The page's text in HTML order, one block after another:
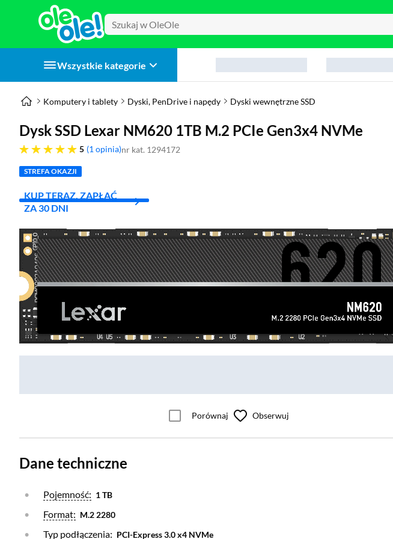
Wszystkie kategorie
Komputery i tablety Dyski, PenDrive i napędy Dyski wewnętrzne SSD
Dysk SSD Lexar NM620 1TB M.2 PCIe Gen3x4 NVMe
5
pięć gwiazdek 1 opinia nr kat. 1294172
STREFA OKAZJI
KUP TERAZ, ZAPŁAĆ
ZA 30 DNI
Porównaj Obserwuj
Dane techniczne
Otwórz warstwę
Pojemność: 1 TB
Otwórz warstwę
Format: M.2 2280
Otwórz warstwę
Typ podłączenia: PCI-Express 3.0 x4 NVMe